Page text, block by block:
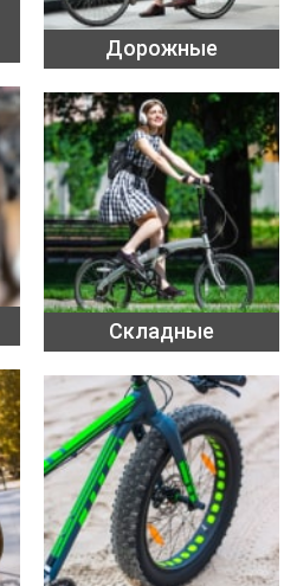
Дорожные
Складные